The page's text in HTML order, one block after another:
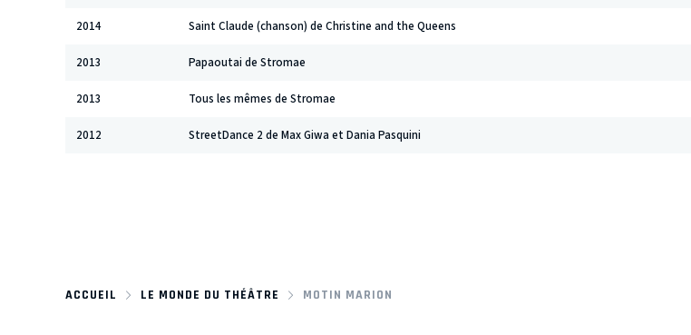
2014 Saint Claude (chanson) de Christine and the Queens
2013 Papaoutai de Stromae
2013 Tous les mêmes de Stromae
2012 StreetDance 2 de Max Giwa et Dania Pasquini
ACCUEIL LE MONDE DU THÉÂTRE MOTIN MARION